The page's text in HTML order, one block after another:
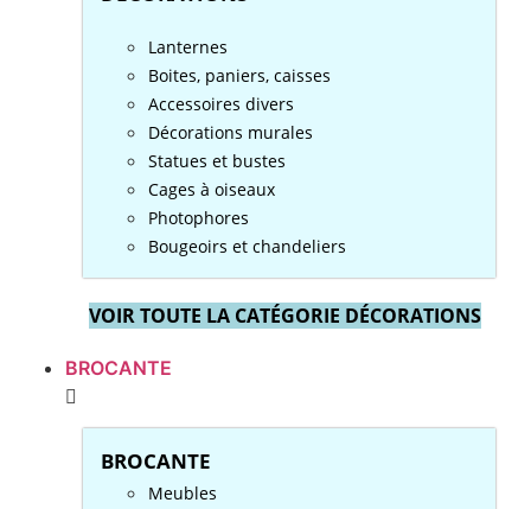
Lanternes
Boites, paniers, caisses
Accessoires divers
Décorations murales
Statues et bustes
Cages à oiseaux
Photophores
Bougeoirs et chandeliers
VOIR TOUTE LA CATÉGORIE DÉCORATIONS
BROCANTE
BROCANTE
Meubles